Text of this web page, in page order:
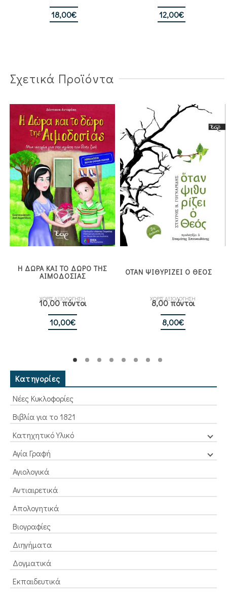
18,00€
12,00€
Σχετικά Προϊόντα
Η ΔΩΡΑ ΚΑΙ ΤΟ ΔΩΡΟ ΤΗΣ
ΑΙΜΟΔΟΣΙΑΣ
ΧΩΡΙΣ ΑΞΙΟΛΟΓΗΣΗ
10,00 πόντοι
10,00€
ΟΤΑΝ ΨΙΘΥΡΙΖΕΙ Ο ΘΕΟΣ
ΧΩΡΙΣ ΑΞΙΟΛΟΓΗΣΗ
8,00 πόντοι
8,00€
Κατηγορίες
Νέες Κυκλοφορίες
Βιβλία για το 1821
Κατηχητικό Υλικό
Αγία Γραφή
Αγιολογικά
Αντιαιρετικά
Απολογητικά
Βιογραφίες
Διηγήματα
Δογματικά
Εκπαιδευτικά